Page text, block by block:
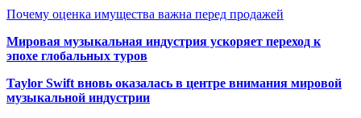
Почему оценка имущества важна перед продажей
Мировая музыкальная индустрия ускоряет переход к
эпохе глобальных туров
Taylor Swift вновь оказалась в центре внимания мировой
музыкальной индустрии